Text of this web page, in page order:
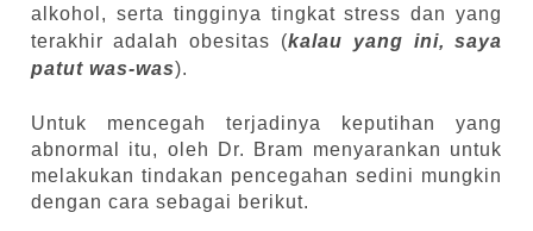
alkohol, serta tingginya tingkat stress dan yang
terakhir adalah obesitas (kalau yang ini, saya
patut was-was).
Untuk mencegah terjadinya keputihan yang
abnormal itu, oleh Dr. Bram menyarankan untuk
melakukan tindakan pencegahan sedini mungkin
dengan cara sebagai berikut.